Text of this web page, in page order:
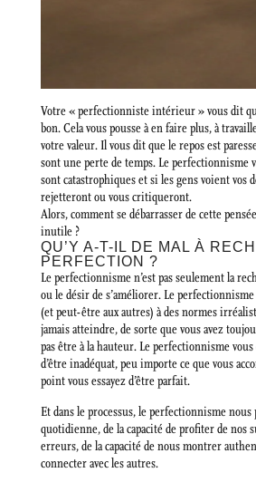
Votre « perfectionniste intérieur » vous dit
bon. Cela vous pousse à en faire plus, à
votre valeur. Il vous dit que le repos est
sont une perte de temps. Le perfectionnisme
sont catastrophiques et si les gens voient vos
rejetteront ou vous critiqueront.
Alors, comment se débarrasser de cette
inutile ?
QU’Y A-T-IL DE MAL À
PERFECTION ?
Le perfectionnisme n’est pas seulement la
ou le désir de s’améliorer. Le
(et peut-être aux autres) à des normes
jamais atteindre, de sorte que vous avez
pas être à la hauteur. Le perfectionnisme
d’être inadéquat, peu importe ce que vous
point vous essayez d’être parfait.
Et dans le processus, le perfectionnisme nous
quotidienne, de la capacité de profiter de nos
erreurs, de la capacité de nous montrer
connecter avec les autres.